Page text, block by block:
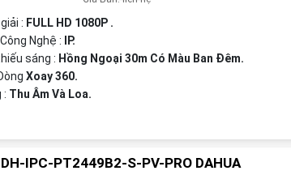
: FULL HD 1080P .
Nghệ :
IP.
sáng : Hồng Ngoại 30m Có Màu Ban Ðêm.
Xoay 360.
: Thu Âm Và Loa.
IPC-PT2449B2-S-PV-PRO DAHUA